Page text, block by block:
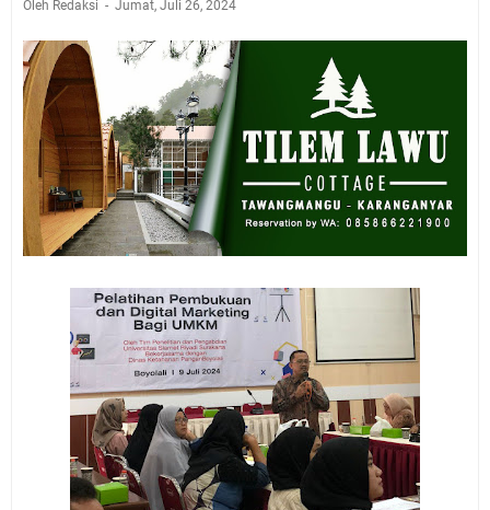
Oleh Redaksi Jumat, Juli 26, 2024